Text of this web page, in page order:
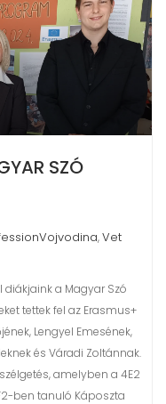
SZÓ
,Vet
a Magyar Szó
tettek fel az Erasmus+
Lengyel Emesének,
és Váradi Zoltánnak.
amelyben a 4E2
ben tanuló Káposzta